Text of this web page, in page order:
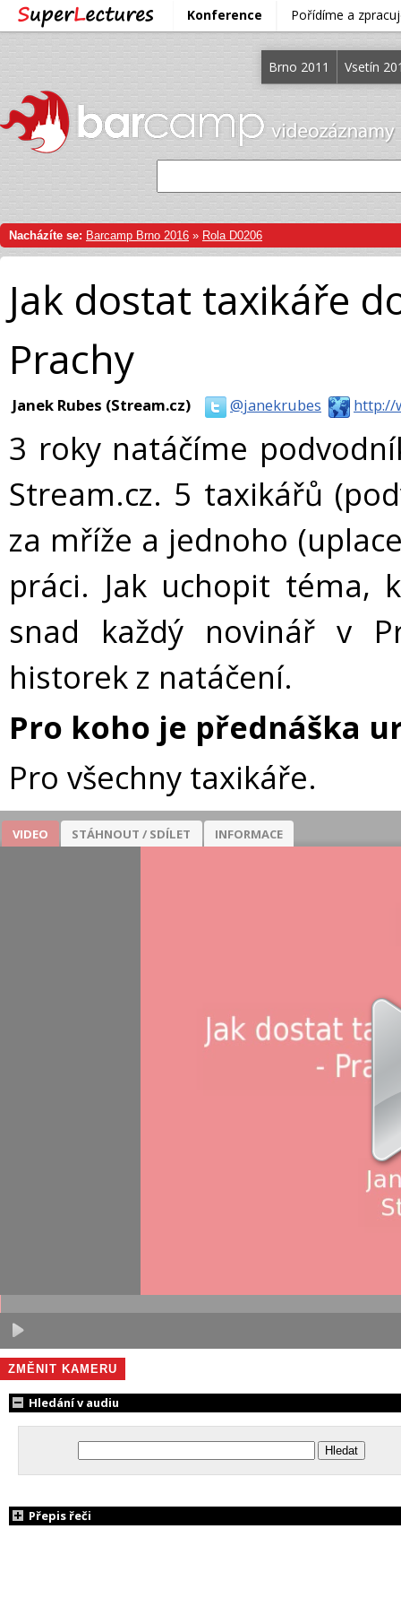
Konference Pořídíme a
Brno 2011 Vsetín
Nacházíte se: Barcamp Brno 2016 » Rola D0206
Jak dostat taxikáře
Prachy
Janek Rubes (Stream.cz) @janekrubes http://
3 roky natáčíme
Stream.cz. 5 taxikářů
za mříže a jednoho
práci. Jak uchopit téma,
snad každý novinář v
historek z natáčení.
Pro koho je přednáška
Pro všechny taxikáře.
VIDEO STÁHNOUT / SDÍLET INFORMACE
ZMĚNIT KAMERU
Hledání v audiu
Přepis řeči